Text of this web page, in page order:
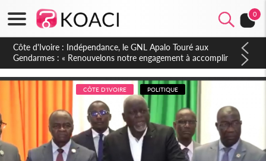
0
Sierra Leone : Un projet de réforme constitutionnelle en
gestation, points clés des amendements, un exclu d'avance
CÔTE D'IVOIRE POLITIQUE